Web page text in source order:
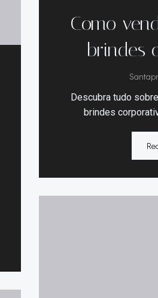
Como
brindes
Descubra tudo
brindes